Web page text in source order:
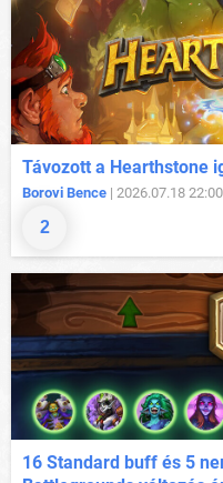
2
Távozott a Hearthstone
Borovi Bence | 2026.07.18 22:00
16 Standard buff és 5